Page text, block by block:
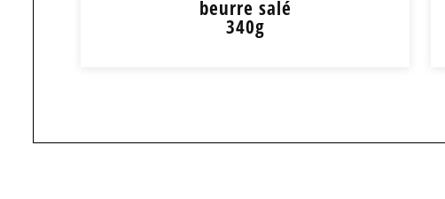
Caramel au beurre salé
beurre salé
340g